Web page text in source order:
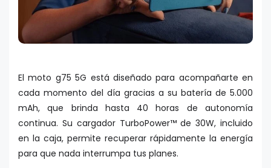
El moto g75 5G está diseñado para acompañarte en
cada momento del día gracias a su batería de 5.000
mAh, que brinda hasta 40 horas de autonomía
continua. Su cargador TurboPower™ de 30W, incluido
en la caja, permite recuperar rápidamente la energía
para que nada interrumpa tus planes.